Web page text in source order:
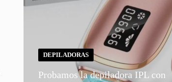
DEPILADORAS
Probamos la depiladora IPL con